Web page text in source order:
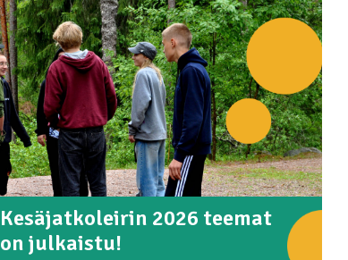
Kesäjatkoleirin 2026 teemat
on julkaistu!